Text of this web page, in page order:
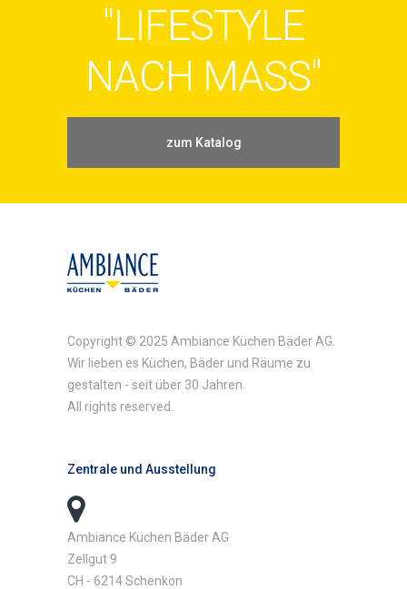
"LIFESTYLE
NACH MASS"
zum Katalog
Copyright © 2025 Ambiance Küchen Bäder AG.
Wir lieben es Küchen, Bäder und Räume zu
gestalten - seit über 30 Jahren.
All rights reserved.
Zentrale und Ausstellung
Ambiance Küchen Bäder AG
Zellgut 9
CH - 6214 Schenkon